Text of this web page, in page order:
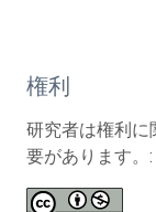
権利
研究者は権利に
要があります。: